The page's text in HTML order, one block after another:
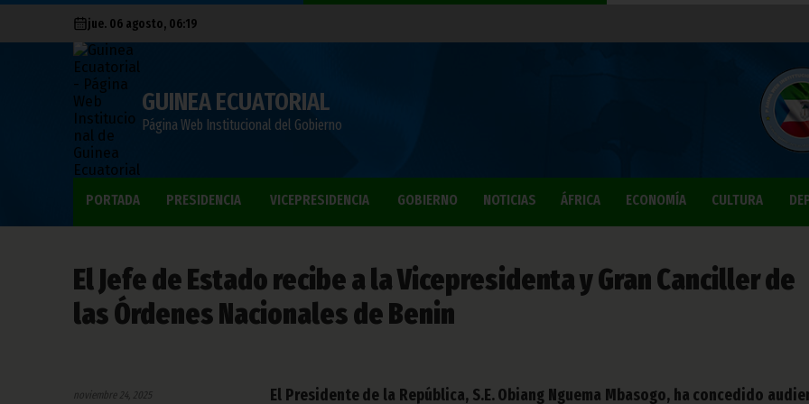
jue. 06 agosto, 06:19
GUINEA ECUATORIAL
Página Web Institucional del Gobierno
PORTADA PRESIDENCIA VICEPRESIDENCIA GOBIERNO NOTICIAS ÁFRICA ECONOMÍA CULTURA
El Jefe de Estado recibe a la Vicepresidenta y Gran Canciller de
las Órdenes Nacionales de Benin
noviembre 24, 2025
El Presidente de la República, S.E. Obiang Nguema Mbasogo, ha concedido